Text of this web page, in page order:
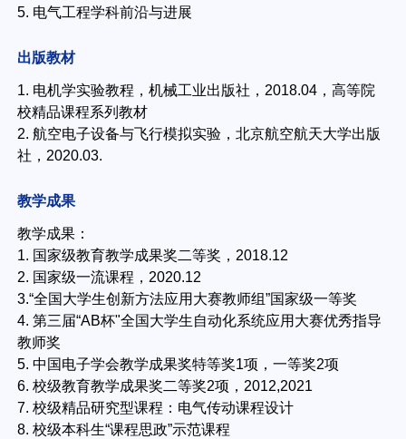
5. 电气工程学科前沿与进展
出版教材
1. 电机学实验教程，机械工业出版社，2018.04，高等院
校精品课程系列教材
2. 航空电子设备与飞行模拟实验，北京航空航天大学出版
社，2020.03.
教学成果
教学成果：
1. 国家级教育教学成果奖二等奖，2018.12
2. 国家级一流课程，2020.12
3.“全国大学生创新方法应用大赛教师组”国家级一等奖
4. 第三届“AB杯"全国大学生自动化系统应用大赛优秀指导
教师奖
5. 中国电子学会教学成果奖特等奖1项，一等奖2项
6. 校级教育教学成果奖二等奖2项，2012,2021
7. 校级精品研究型课程：电气传动课程设计
8. 校级本科生“课程思政”示范课程